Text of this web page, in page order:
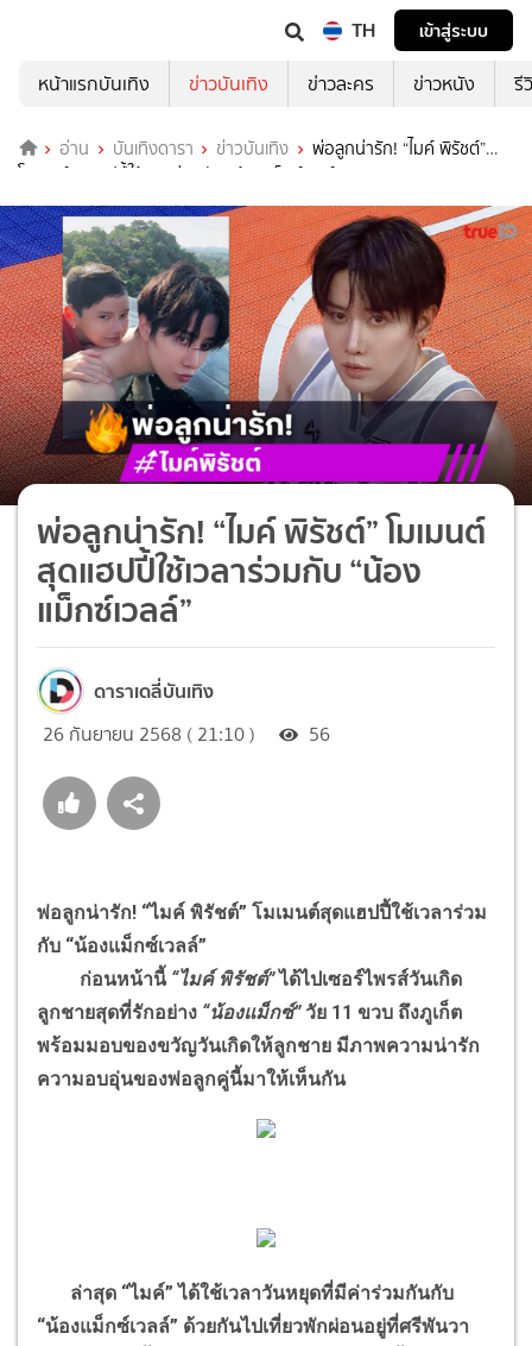
TH
เข้าสู่ระบบ
หน้าแรกบันเทิง
ข่าวบันเทิง ข่าวละคร ข่าวหนัง รี
อ่าน บันเทิงดารา ข่าวบันเทิง
พ่อลูกน่ารัก! “ไมค์ พิรัชต์”
โมเมนต์สุดแฮปปี้ใช้เวลาร่วมกับ “น้องแม็กซ์เวลล์”
พ่อลูกน่ารัก! “ไมค์ พิรัชต์” โมเมนต์
สุดแฮปปี้ใช้เวลาร่วมกับ “น้อง
แม็กซ์เวลล์”
ดาราเดลี่บันเทิง
26 กันยายน 2568 ( 21:10 ) 56
พ่อลูกน่ารัก! “ไมค์ พิรัชต์” โมเมนต์สุดแฮปปี้ใช้เวลาร่วม
กับ “น้องแม็กซ์เวลล์”
ก่อนหน้านี้ “ไมค์ พิรัชต์”ได้ไปเซอร์ไพรส์วันเกิด
ลูกชายสุดที่รักอย่าง “น้องแม็กซ์”วัย 11 ขวบ ถึงภูเก็ต
พร้อมมอบของขวัญวันเกิดให้ลูกชาย มีภาพความน่ารัก
ความอบอุ่นของพ่อลูกคู่นี้มาให้เห็นกัน
ล่าสุด “ไมค์” ได้ใช้เวลาวันหยุดที่มีค่าร่วมกันกับ
“น้องแม็กซ์เวลล์” ด้วยกันไปเที่ยวพักผ่อนอยู่ที่ศรีพันวา